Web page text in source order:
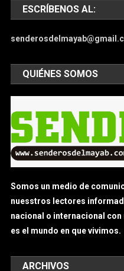
ESCRÍBENOS AL:
QUIÉNES SOMOS
Somos un medio de
nuesstros lectores
nacional o internacional
es el mundo en que vivimos.
ARCHIVOS